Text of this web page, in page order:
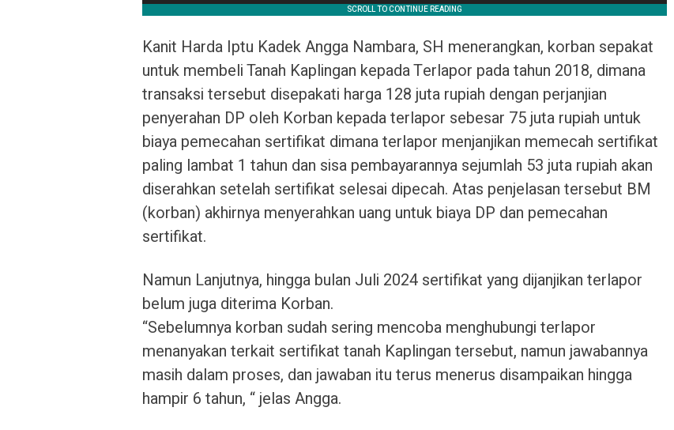
Kanit Harda Iptu Kadek Angga Nambara, SH menerangkan, korban sepakat
untuk membeli Tanah Kaplingan kepada Terlapor pada tahun 2018, dimana
transaksi tersebut disepakati harga 128 juta rupiah dengan perjanjian
penyerahan DP oleh Korban kepada terlapor sebesar 75 juta rupiah untuk
biaya pemecahan sertifikat dimana terlapor menjanjikan memecah sertifikat
paling lambat 1 tahun dan sisa pembayarannya sejumlah 53 juta rupiah akan
diserahkan setelah sertifikat selesai dipecah. Atas penjelasan tersebut BM
(korban) akhirnya menyerahkan uang untuk biaya DP dan pemecahan
sertifikat.
Namun Lanjutnya, hingga bulan Juli 2024 sertifikat yang dijanjikan terlapor
belum juga diterima Korban.
“Sebelumnya korban sudah sering mencoba menghubungi terlapor
menanyakan terkait sertifikat tanah Kaplingan tersebut, namun jawabannya
masih dalam proses, dan jawaban itu terus menerus disampaikan hingga
hampir 6 tahun, “ jelas Angga.